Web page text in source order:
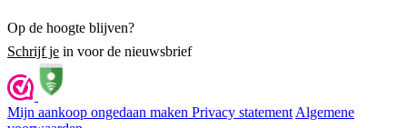
Op de hoogte blijven?
Schrijf je in voor de nieuwsbrief
Mijn aankoop ongedaan maken Privacy statement Algemene